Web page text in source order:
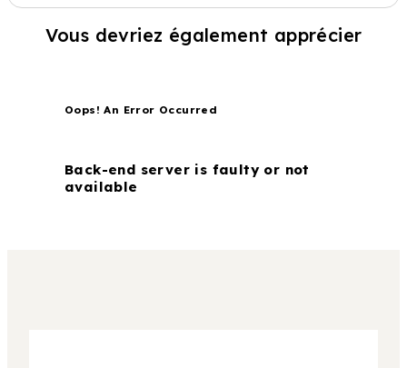
Vous devriez également apprécier
Oops! An Error Occurred
Back-end server is faulty or not
available